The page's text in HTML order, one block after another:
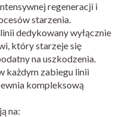
regeneracji i
starzenia.
dedykowany wyłącznie
który starzeje się
na uszkodzenia.
każdym zabiegu linii
kompleksową
na: